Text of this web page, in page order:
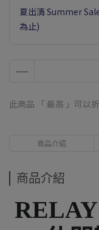
夏出清 Summer
為止)
此商品 「 最高 」可以
商品介紹
商品介紹